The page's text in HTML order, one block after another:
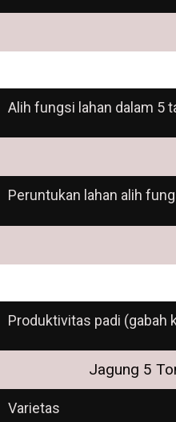
Alih fungsi lahan dalam 5
Peruntukan lahan alih
Produktivitas padi (gabah
Jagung 5
Varietas